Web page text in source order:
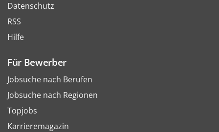
Datenschutz
RSS
Hilfe
Für Bewerber
Jobsuche nach Berufen
Jobsuche nach Regionen
Topjobs
Karrieremagazin